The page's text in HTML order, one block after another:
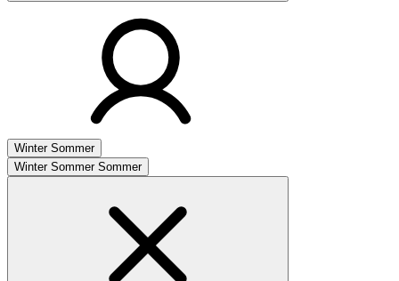
Winter Sommer
Winter Sommer Sommer